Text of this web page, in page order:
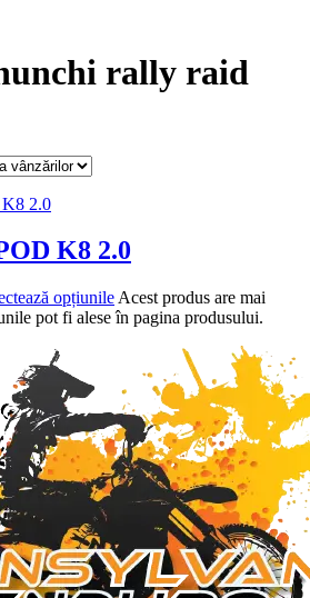
rally raid
K8 2.0
opțiunile Acest produs are mai
pot fi alese în pagina produsului.